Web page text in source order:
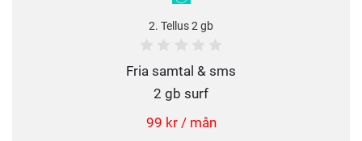
2. Tellus 2 gb
Fria samtal & sms
2 gb surf
99 kr / mån